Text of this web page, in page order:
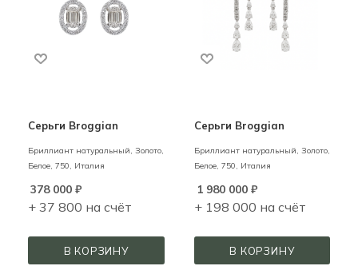
Серьги Broggian
Бриллиант натуральный, Золото,
Белое, 750, Италия
378 000 ₽
+ 37 800 на счёт
В КОРЗИНУ
Серьги Broggian
Бриллиант натуральный, Золото,
Белое, 750, Италия
1 980 000₽
+ 198 000 на счёт
В КОРЗИНУ